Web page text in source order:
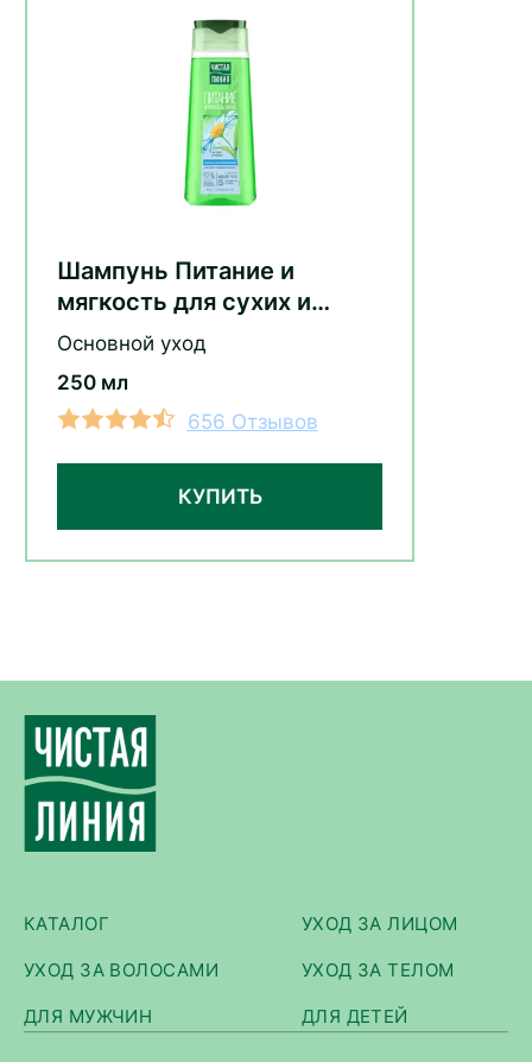
Шампунь Питание и
мягкость для сухих и
поврежденных волос с
экстрактом ромашки
Основной уход
250 мл
656 Отзывов
КУПИТЬ
КАТАЛОГ УХОД ЗА ЛИЦОМ
УХОД ЗА ВОЛОСАМИ УХОД ЗА ТЕЛОМ
ДЛЯ МУЖЧИН ДЛЯ ДЕТЕЙ